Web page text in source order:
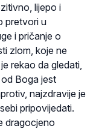
lijepo i
pretvori u
i pričanje o
zlom, koje ne
rekao da gledati,
Boga jest
najzdravije je
pripovijedati.
dragocjeno